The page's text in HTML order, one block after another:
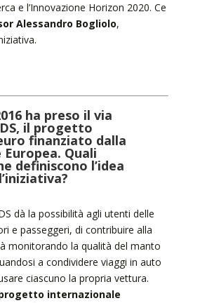
e l’Innovazione Horizon 2020. Ce
Alessandro Bogliolo,
ha preso il via
il progetto
finanziato dalla
Quali
definiscono l’idea
dà la possibilità agli utenti delle
e passeggeri, di contribuire alla
monitorando la qualità del manto
a condividere viaggi in auto
ciascuno la propria vettura.
internazionale